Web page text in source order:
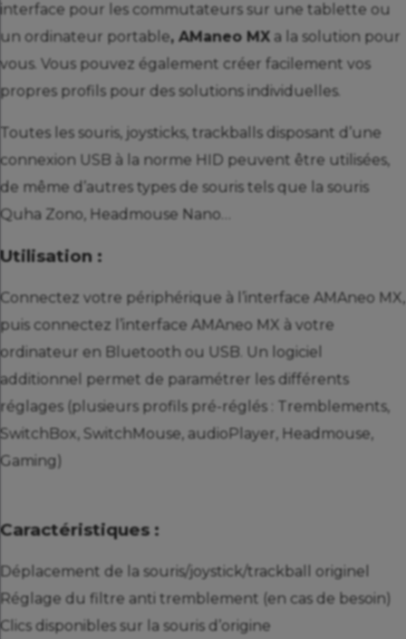
interface pour les commutateurs sur une tablette ou
un ordinateur portable, AManeo MX a la solution pour
vous. Vous pouvez également créer facilement vos
propres profils pour des solutions individuelles.
Toutes les souris, joysticks, trackballs disposant d’une
connexion USB à la norme HID peuvent être utilisées,
de même d’autres types de souris tels que la souris
Quha Zono, Headmouse Nano…
Utilisation :
Connectez votre périphérique à l’interface AMAneo MX,
puis connectez l’interface AMAneo MX à votre
ordinateur en Bluetooth ou USB. Un logiciel
additionnel permet de paramétrer les différents
réglages (plusieurs profils pré-réglés : Tremblements,
SwitchBox, SwitchMouse, audioPlayer, Headmouse,
Gaming)
Caractéristiques :
Déplacement de la souris/joystick/trackball originel
Réglage du filtre anti tremblement (en cas de besoin)
Clics disponibles sur la souris d’origine